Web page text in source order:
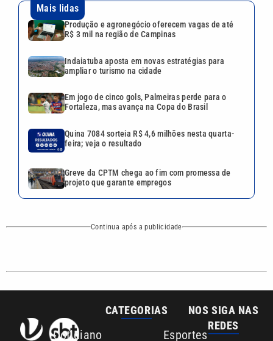
Greve da CPTM chega ao fim com promessa de
projeto que garante empregos
Continua após a publicidade
VTV é afiliada do
SBT na Região
CATEGORIAS
Cotidiano
Mundo Polícia
REDES
Sobre nós